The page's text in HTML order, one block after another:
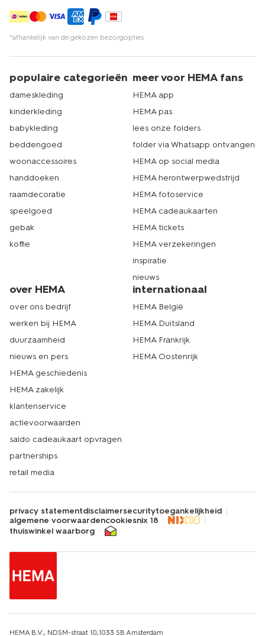
*afhankelijk van de gekozen bezorgopties
populaire categorieën
dameskleding
kinderkleding
babykleding
beddengoed
woonaccessoires
handdoeken
raamdecoratie
speelgoed
gebak
koffie
meer voor HEMA fans
HEMA app
HEMA pas
lees onze folders
folder via Whatsapp ontvangen
HEMA op social media
HEMA herontwerpwedstrijd
HEMA fotoservice
HEMA cadeaukaarten
HEMA tickets
HEMA verzekeringen
inspiratie
nieuws
over HEMA
over ons bedrijf
werken bij HEMA
duurzaamheid
nieuws en pers
HEMA geschiedenis
HEMA zakelijk
klantenservice
actievoorwaarden
saldo cadeaukaart opvragen
partnerships
retail media
internationaal
HEMA België
HEMA Duitsland
HEMA Frankrijk
HEMA Oostenrijk
privacy statementdisclaimersecuritytoegankelijkheid
algemene voorwaardencookiesnix 18
thuiswinkel waarborg
HEMA B.V., NDSM-straat 10,1033 SB Amsterdam